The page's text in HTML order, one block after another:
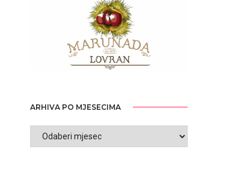
ARHIVA PO MJESECIMA
ARHIVA
PO